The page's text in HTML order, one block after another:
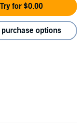
Try for $0.00
purchase options